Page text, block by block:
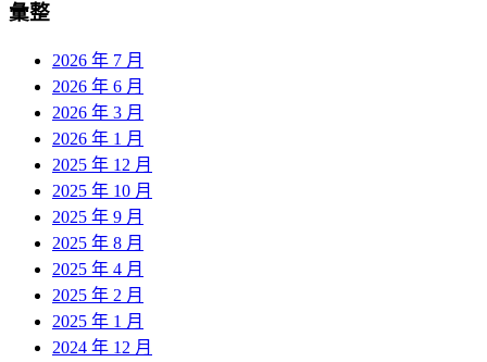
彙整
2026 年 7 月
2026 年 6 月
2026 年 3 月
2026 年 1 月
2025 年 12 月
2025 年 10 月
2025 年 9 月
2025 年 8 月
2025 年 4 月
2025 年 2 月
2025 年 1 月
2024 年 12 月